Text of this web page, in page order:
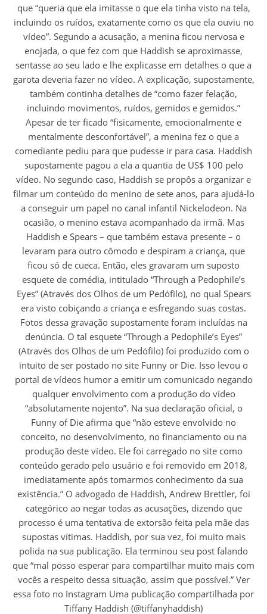
que “queria que ela imitasse o que ela tinha visto na tela,
incluindo os ruídos, exatamente como os que ela ouviu no
vídeo”. Segundo a acusação, a menina ficou nervosa e
enojada, o que fez com que Haddish se aproximasse,
sentasse ao seu lado e lhe explicasse em detalhes o que a
garota deveria fazer no vídeo. A explicação, supostamente,
também continha detalhes de “como fazer felação,
incluindo movimentos, ruídos, gemidos e gemidos.”
Apesar de ter ficado “fisicamente, emocionalmente e
mentalmente desconfortável”, a menina fez o que a
comediante pediu para que pudesse ir para casa. Haddish
supostamente pagou a ela a quantia de US$ 100 pelo
vídeo. No segundo caso, Haddish se propôs a organizar e
filmar um conteúdo do menino de sete anos, para ajudá-lo
a conseguir um papel no canal infantil Nickelodeon. Na
ocasião, o menino estava acompanhado da irmã. Mas
Haddish e Spears – que também estava presente – o
levaram para outro cômodo e despiram a criança, que
ficou só de cueca. Então, eles gravaram um suposto
esquete de comédia, intitulado “Through a Pedophile’s
Eyes” (Através dos Olhos de um Pedófilo), no qual Spears
era visto cobiçando a criança e esfregando suas costas.
Fotos dessa gravação supostamente foram incluídas na
denúncia. O tal esquete “Through a Pedophile’s Eyes”
(Através dos Olhos de um Pedófilo) foi produzido com o
intuito de ser postado no site Funny or Die. Isso levou o
portal de vídeos humor a emitir um comunicado negando
qualquer envolvimento com a produção do vídeo
“absolutamente nojento”. Na sua declaração oficial, o
Funny of Die afirma que “não esteve envolvido no
conceito, no desenvolvimento, no financiamento ou na
produção deste vídeo. Ele foi carregado no site como
conteúdo gerado pelo usuário e foi removido em 2018,
imediatamente após tomarmos conhecimento da sua
existência.” O advogado de Haddish, Andrew Brettler, foi
categórico ao negar todas as acusações, dizendo que
processo é uma tentativa de extorsão feita pela mãe das
supostas vítimas. Haddish, por sua vez, foi muito mais
polida na sua publicação. Ela terminou seu post falando
que “mal posso esperar para compartilhar muito mais com
vocês a respeito dessa situação, assim que possível.” Ver
essa foto no Instagram Uma publicação compartilhada por
Tiffany Haddish (@tiffanyhaddish)